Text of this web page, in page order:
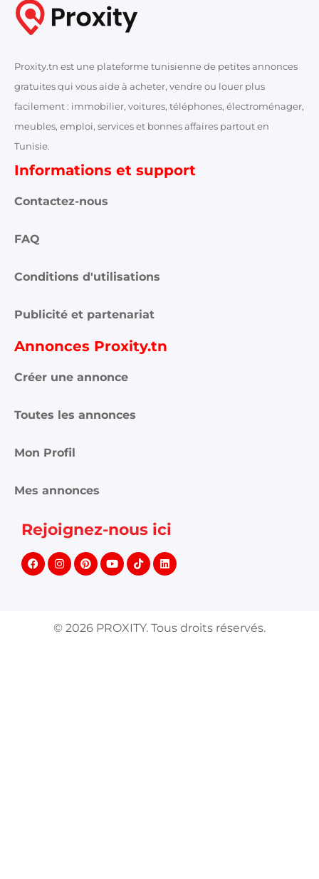
Proxity.tn est une plateforme tunisienne de petites annonces
gratuites qui vous aide à acheter, vendre ou louer plus
facilement : immobilier, voitures, téléphones, électroménager,
meubles, emploi, services et bonnes affaires partout en
Tunisie.
Informations et support
Contactez-nous
FAQ
Conditions d'utilisations
Publicité et partenariat
Annonces Proxity.tn
Créer une annonce
Toutes les annonces
Mon Profil
Mes annonces
Rejoignez-nous ici
© 2026 PROXITY. Tous droits réservés.